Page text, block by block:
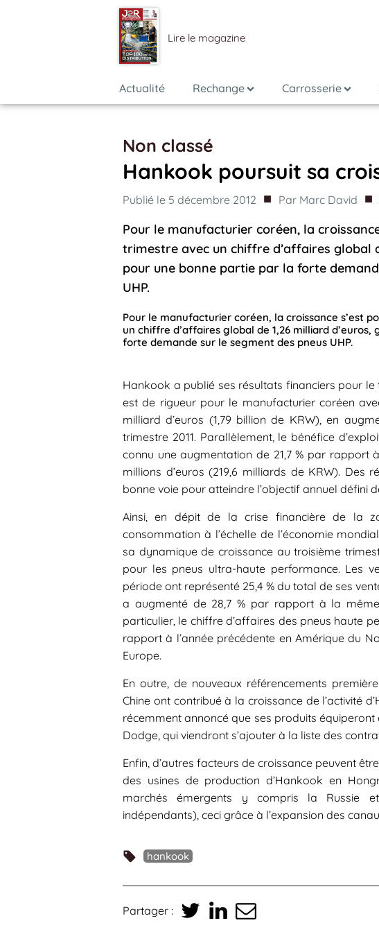
Lire le magazine
Actualité Rechange Carrosserie
Non classé
Hankook poursuit sa
Publié le 5 décembre 2012 ■ Par Marc David ■
Pour le manufacturier coréen, la
trimestre avec un chiffre d’affaires global
pour une bonne partie par la forte
UHP.
Pour le manufacturier coréen, la croissance s’est
un chiffre d’affaires global de 1,26 milliard
forte demande sur le segment des pneus UHP.
Hankook a publié ses résultats financiers pour
est de rigueur pour le manufacturier coréen
milliard d’euros (1,79 billion de KRW), en
trimestre 2011. Parallèlement, le bénéfice
connu une augmentation de 21,7 % par rapport
millions d’euros (219,6 milliards de KRW). Des
bonne voie pour atteindre l’objectif annuel défini
Ainsi, en dépit de la crise financière de la
consommation à l’échelle de l’économie
sa dynamique de croissance au troisième
pour les pneus ultra-haute performance. Les
période ont représenté 25,4 % du total de ses
a augmenté de 28,7 % par rapport à la même
particulier, le chiffre d’affaires des pneus haute
rapport à l’année précédente en Amérique du
Europe.
En outre, de nouveaux référencements
Chine ont contribué à la croissance de l’activité
récemment annoncé que ses produits
Dodge, qui viendront s’ajouter à la liste des
Enfin, d’autres facteurs de croissance peuvent
des usines de production d’Hankook en
marchés émergents y compris la Russie
indépendants), ceci grâce à l’expansion des
hankook
Partager :